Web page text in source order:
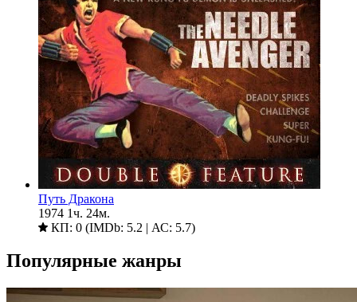
Путь Дракона
1974 1ч. 24м.
КП: 0 (IMDb: 5.2 | АС: 5.7)
Популярные жанры